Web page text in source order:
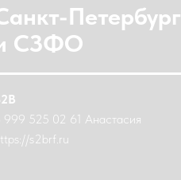
Петербург
СЗФО
999 525 02 61 Анастасия
s2brf.ru